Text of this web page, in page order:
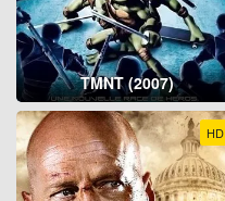
TMNT (2007)
HD